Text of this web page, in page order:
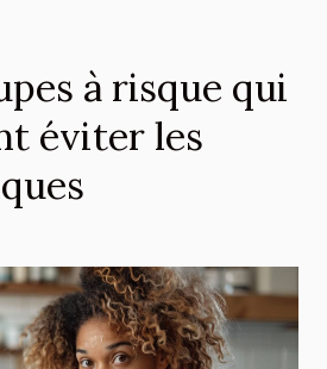
à risque qui
éviter les